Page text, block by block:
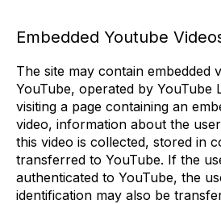
Embedded Youtube
The site may contain embedded
YouTube, operated by YouTube
visiting a page containing an
video, information about the
this video is collected, stored in
transferred to YouTube. If the
authenticated to YouTube, the
identification may also be